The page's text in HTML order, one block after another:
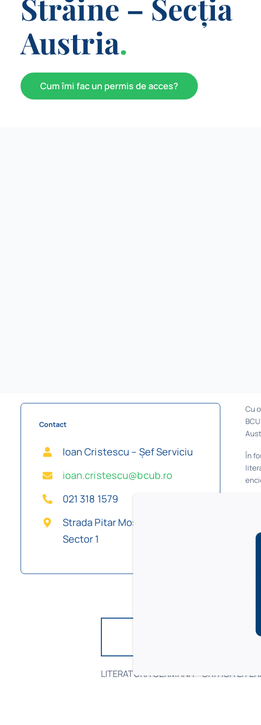
Străine – Secția
Austria.
Cum îmi fac un permis de acces?
Contact
Ioan Cristescu – Șef Serviciu
ioan.cristescu@bcub.ro
021 318 1579
Strada Pitar Moş nr. 7 – 13,
Sector 1
Cu
În
În fondurile secției se regăsesc
LITERATURĂ GERMANĂ * CRITICĂ